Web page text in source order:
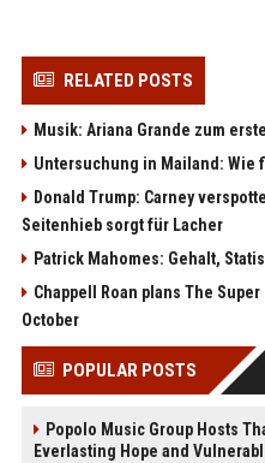
RELATED POSTS
Musik: Ariana Grande zum
Untersuchung in Mailand: Wie
Donald Trump: Carney
Seitenhieb sorgt für Lacher
Patrick Mahomes: Gehalt,
Chappell Roan plans The
October
POPULAR POSTS
Popolo Music Group Hosts
Everlasting Hope and